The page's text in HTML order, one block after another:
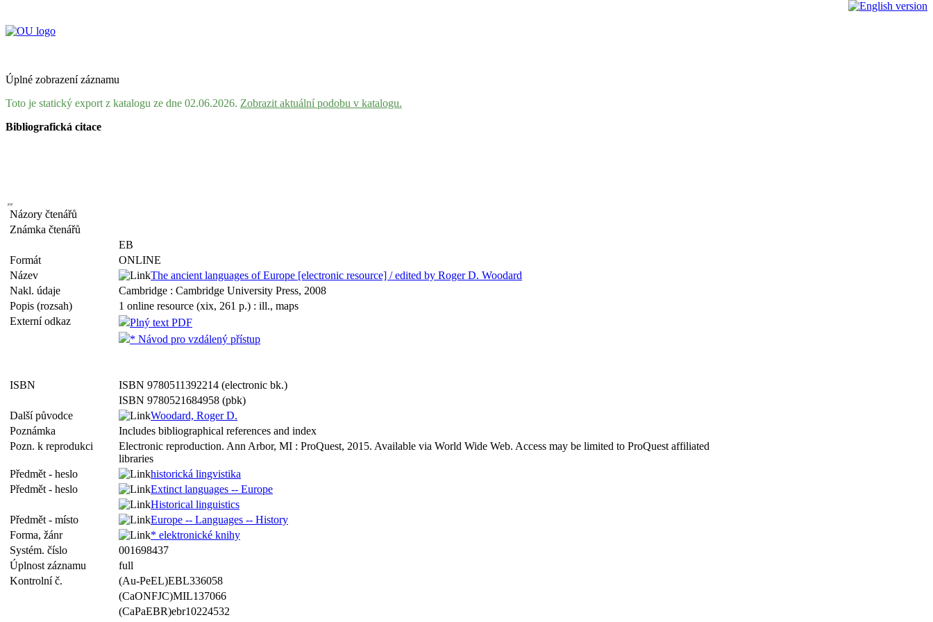
Úplné zobrazení záznamu
Toto je statický export z katalogu ze dne 02.06.2026. Zobrazit aktuální podobu v katalogu.
Bibliografická citace
Názory čtenářů
Známka čtenářů
EB
Formát
ONLINE
Název
The ancient languages of Europe [electronic resource] / edited by Roger D. Woodard
Nakl. údaje
Cambridge : Cambridge University Press, 2008
Popis (rozsah)
1 online resource (xix, 261 p.) : ill., maps
Externí odkaz
Plný text PDF
* Návod pro vzdálený přístup
ISBN
ISBN 9780511392214 (electronic bk.)
ISBN 9780521684958 (pbk)
Další původce
Woodard, Roger D.
Poznámka
Includes bibliographical references and index
Pozn. k reprodukci
Electronic reproduction. Ann Arbor, MI : ProQuest, 2015. Available via World Wide Web. Access may be limited to ProQuest affiliated
libraries
Předmět - heslo
historická lingvistika
Předmět - heslo
Extinct languages -- Europe
Historical linguistics
Předmět - místo
Europe -- Languages -- History
Forma, žánr
* elektronické knihy
Systém. číslo
001698437
Úplnost záznamu
full
Kontrolní č.
(Au-PeEL)EBL336058
(CaONFJC)MIL137066
(CaPaEBR)ebr10224532